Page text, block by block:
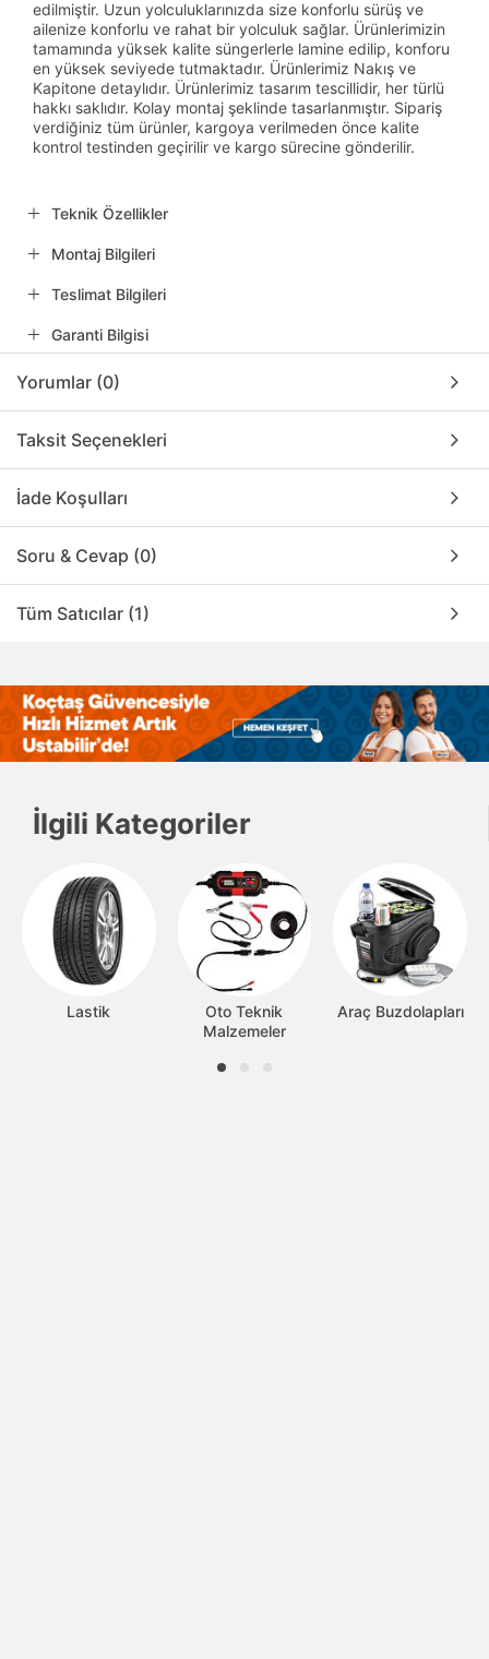
edilmiştir. Uzun yolculuklarınızda size konforlu sürüş ve
ailenize konforlu ve rahat bir yolculuk sağlar. Ürünlerimizin
tamamında yüksek kalite süngerlerle lamine edilip, konforu
en yüksek seviyede tutmaktadır. Ürünlerimiz Nakış ve
Kapitone detaylıdır. Ürünlerimiz tasarım tescillidir, her türlü
hakkı saklıdır. Kolay montaj şeklinde tasarlanmıştır. Sipariş
verdiğiniz tüm ürünler, kargoya verilmeden önce kalite
kontrol testinden geçirilir ve kargo sürecine gönderilir.
Teknik Özellikler
Montaj Bilgileri
Teslimat Bilgileri
Garanti Bilgisi
Yorumlar (0)
Taksit Seçenekleri
İade Koşulları
Soru & Cevap (0)
Tüm Satıcılar (1)
İlgili Kategoriler
Lastik
Oto Teknik
Malzemeler
Araç Buzdolapları